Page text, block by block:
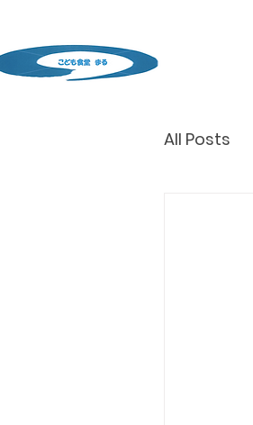
All Posts